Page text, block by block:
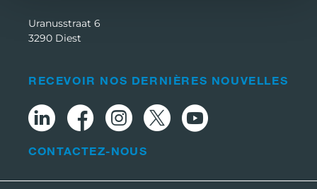
Uranusstraat 6
3290 Diest
RECEVOIR NOS DERNIÈRES NOUVELLES
CONTACTEZ-NOUS